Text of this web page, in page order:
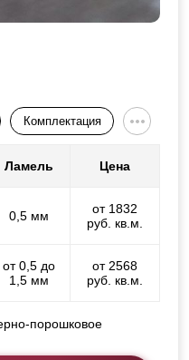
Комплектация
Ламель Цена
0,5 мм
от 1832
руб. кв.м.
от 0,5 до
1,5 мм
от 2568
руб. кв.м.
порошковое